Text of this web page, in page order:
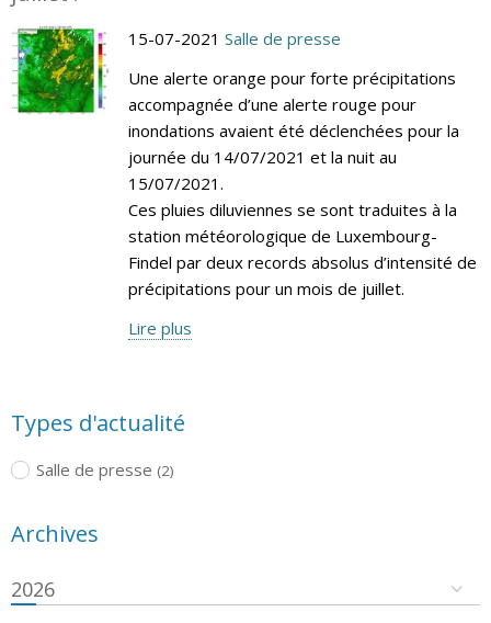
15-07-2021 Salle de presse
Une alerte orange pour forte précipitations
accompagnée d’une alerte rouge pour
inondations avaient été déclenchées pour la
journée du 14/07/2021 et la nuit au
15/07/2021.
Ces pluies diluviennes se sont traduites à la
station météorologique de Luxembourg-
Findel par deux records absolus d’intensité de
précipitations pour un mois de juillet.
Lire plus
Types d'actualité
Salle de presse (2)
Archives
2026